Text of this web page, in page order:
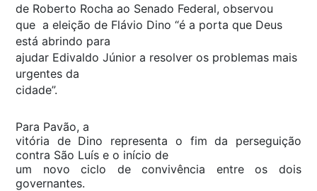
de Roberto Rocha ao Senado Federal, observou
que a eleição de Flávio Dino “é a porta que Deus
está abrindo para
ajudar Edivaldo Júnior a resolver os problemas mais
urgentes da
cidade”.
Para Pavão, a
vitória de Dino representa o fim da perseguição
contra São Luís e o início de
um novo ciclo de convivência entre os dois
governantes.